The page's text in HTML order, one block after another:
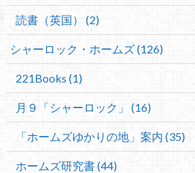
読書（英国） (2)
シャーロック・ホームズ (126)
221Books (1)
月９「シャーロック」 (16)
「ホームズゆかりの地」案内 (35)
ホームズ研究書 (44)